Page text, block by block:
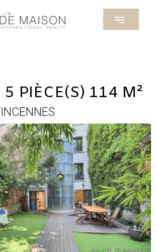
PIÈCE(S) 114 M²